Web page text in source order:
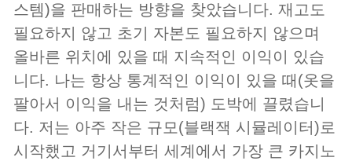
스템)을 판매하는 방향을 찾았습니다. 재고도
필요하지 않고 초기 자본도 필요하지 않으며
올바른 위치에 있을 때 지속적인 이익이 있습
니다. 나는 항상 통계적인 이익이 있을 때(옷을
팔아서 이익을 내는 것처럼) 도박에 끌렸습니
다. 저는 아주 작은 규모(블랙잭 시뮬레이터)로
시작했고 거기서부터 세계에서 가장 큰 카지노